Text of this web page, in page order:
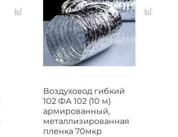
Воздуховод гибкий
102 ФА 102 (10 м)
армированный,
металлизированная
пленка 70мкр